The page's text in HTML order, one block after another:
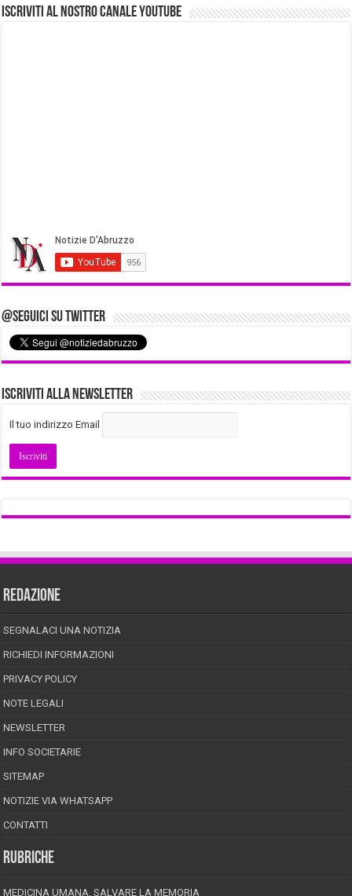
Iscriviti al nostro Canale Youtube
@Seguici su Twitter
Iscriviti alla Newsletter
Il tuo indirizzo Email
REDAZIONE
SEGNALACI UNA NOTIZIA
RICHIEDI INFORMAZIONI
PRIVACY POLICY
NOTE LEGALI
NEWSLETTER
INFO SOCIETARIE
SITEMAP
NOTIZIE VIA WHATSAPP
CONTATTI
RUBRICHE
MEDICINA UMANA, SALVARE LA MEMORIA